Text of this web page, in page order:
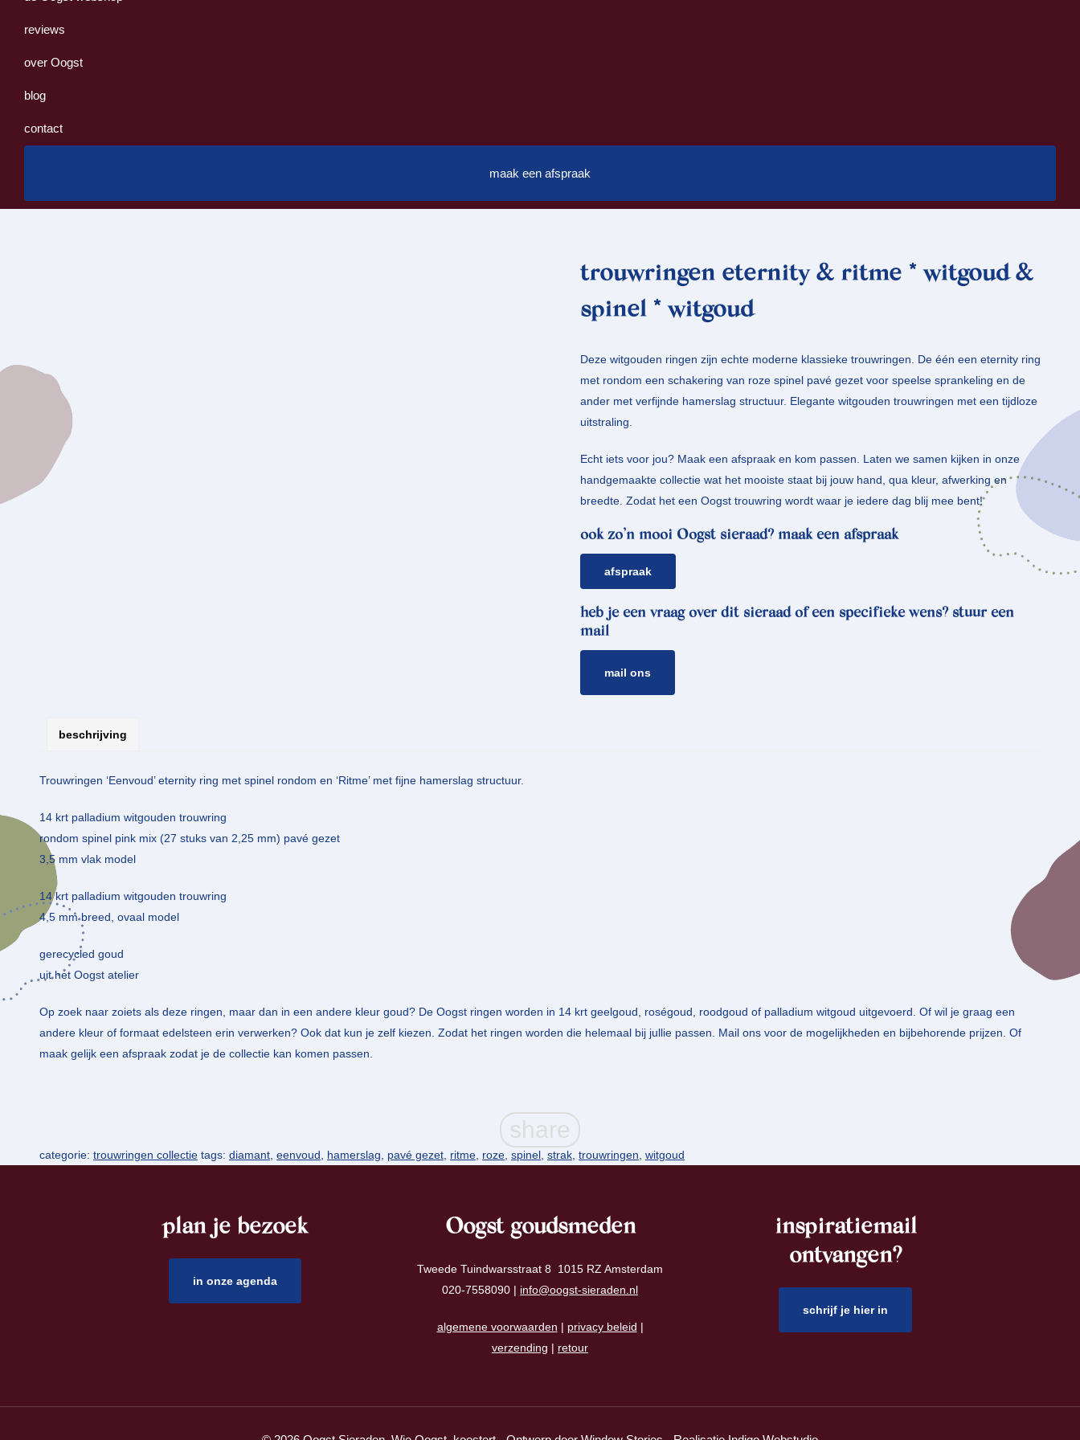
reviews
over Oogst
blog
contact
maak een afspraak
trouwringen eternity & ritme * witgoud &
spinel * witgoud
Deze witgouden ringen zijn echte moderne klassieke trouwringen. De één een eternity ring
met rondom een schakering van roze spinel pavé gezet voor speelse sprankeling en de
ander met verfijnde hamerslag structuur. Elegante witgouden trouwringen met een tijdloze
uitstraling.
Echt iets voor jou? Maak een afspraak en kom passen. Laten we samen kijken in onze
handgemaakte collectie wat het mooiste staat bij jouw hand, qua kleur, afwerking en
breedte. Zodat het een Oogst trouwring wordt waar je iedere dag blij mee bent!
ook zo’n mooi Oogst sieraad? maak een afspraak
afspraak
heb je een vraag over dit sieraad of een specifieke wens? stuur een
mail
mail ons
beschrijving
Trouwringen ‘Eenvoud’ eternity ring met spinel rondom en ‘Ritme’ met fijne hamerslag structuur.
14 krt palladium witgouden trouwring
rondom spinel pink mix (27 stuks van 2,25 mm) pavé gezet
3,5 mm vlak model
14 krt palladium witgouden trouwring
4,5 mm breed, ovaal model
gerecycled goud
uit het Oogst atelier
Op zoek naar zoiets als deze ringen, maar dan in een andere kleur goud? De Oogst ringen worden in 14 krt geelgoud, roségoud, roodgoud of palladium witgoud uitgevoerd. Of wil je graag een
andere kleur of formaat edelsteen erin verwerken? Ook dat kun je zelf kiezen. Zodat het ringen worden die helemaal bij jullie passen. Mail ons voor de mogelijkheden en bijbehorende prijzen. Of
maak gelijk een afspraak zodat je de collectie kan komen passen.
categorie: trouwringen collectie tags: diamant eenvoud hamerslag pavé gezet ritme roze spinel strak trouwringen witgoud
plan je bezoek
in onze agenda
Oogst goudsmeden
Tweede Tuindwarsstraat 8 1015 RZ Amsterdam
020-7558090 | info@oogst-sieraden.nl
algemene voorwaarden | privacy beleid |
verzending | retour
inspiratiemail
ontvangen?
schrijf je hier in